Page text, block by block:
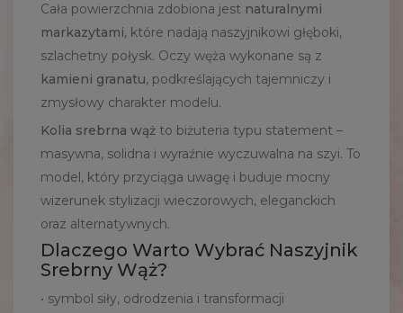
Cała powierzchnia zdobiona jest naturalnymi
markazytami, które nadają naszyjnikowi głęboki,
szlachetny połysk. Oczy węża wykonane są z
kamieni granatu, podkreślających tajemniczy i
zmysłowy charakter modelu.
Kolia srebrna wąż to biżuteria typu statement –
masywna, solidna i wyraźnie wyczuwalna na szyi. To
model, który przyciąga uwagę i buduje mocny
wizerunek stylizacji wieczorowych, eleganckich
oraz alternatywnych.
Dlaczego Warto Wybrać Naszyjnik
Srebrny Wąż?
• symbol siły, odrodzenia i transformacji